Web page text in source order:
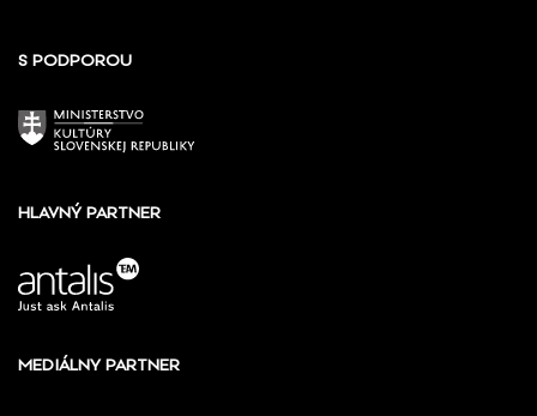
S PODPOROU
HLAVNÝ PARTNER
MEDIÁLNY PARTNER